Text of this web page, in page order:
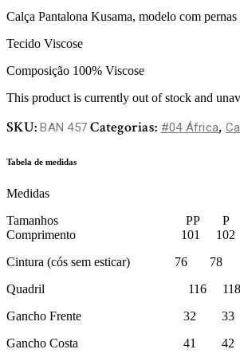
Calça Pantalona Kusama, modelo com
Tecido Viscose
Composição 100% Viscose
This product is currently out of stock and
SKU:BAN 457 Categorias: #04 África,
Tabela de medidas
Medidas
Tamanhos PP
Comprimento 101
Cintura (cós sem esticar)
Quadril 116 118
Gancho Frente 32
Gancho Costa 41